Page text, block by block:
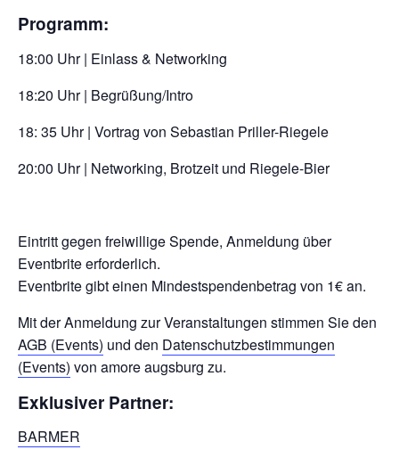
Programm:
18:00 Uhr | Einlass & Networking
18:20 Uhr | Begrüßung/Intro
18: 35 Uhr | Vortrag von Sebastian Priller-Riegele
20:00 Uhr | Networking, Brotzeit und Riegele-Bier
Eintritt gegen freiwillige Spende, Anmeldung über
Eventbrite erforderlich.
Eventbrite gibt einen Mindestspendenbetrag von 1€ an.
Mit der Anmeldung zur Veranstaltungen stimmen Sie den
AGB (Events) und den Datenschutzbestimmungen
(Events) von amore augsburg zu.
Exklusiver Partner:
BARMER